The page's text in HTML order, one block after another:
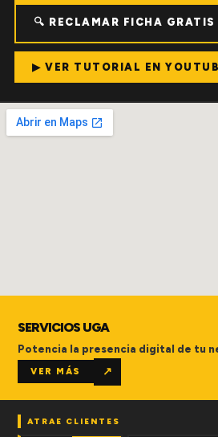
🔍 RECLAMAR FICHA GRATIS
▶ VER TUTORIAL EN
SERVICIOS UGA
Potencia la presencia digital de tu
VER MÁS ↗
ATRAE CLIENTES